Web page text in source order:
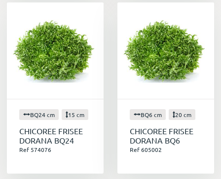
BQ24 cm 15 cm
CHICOREE FRISEE
DORANA BQ24
Ref 574076
BQ6 cm 20 cm
CHICOREE FRISEE
DORANA BQ6
Ref 605002